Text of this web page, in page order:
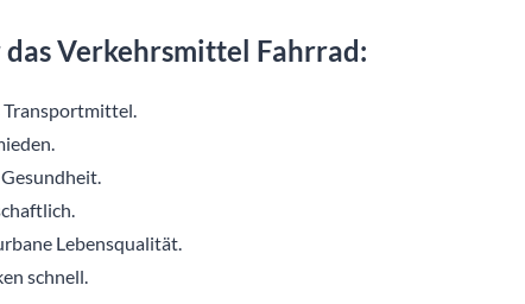
Verkehrsmittel Fahrrad:
Transportmittel.
Lebensqualität.
schnell.